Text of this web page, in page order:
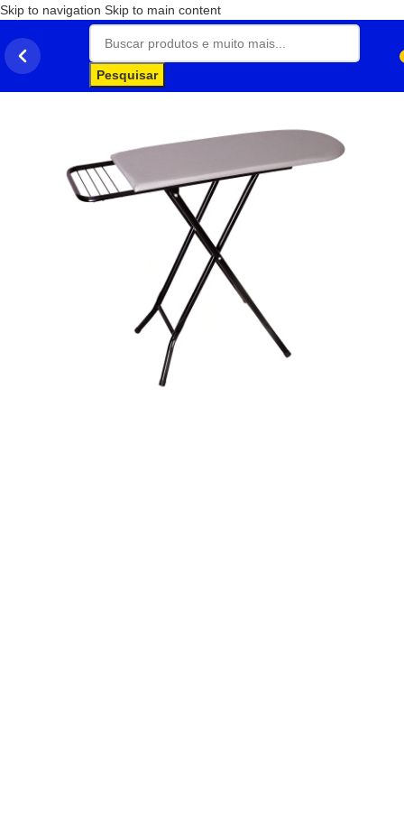
Skip to navigation Skip to main content
Pesquisar